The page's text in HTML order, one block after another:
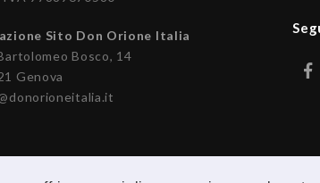
Sito Don Orione Italia
Bosco, 14
Genova